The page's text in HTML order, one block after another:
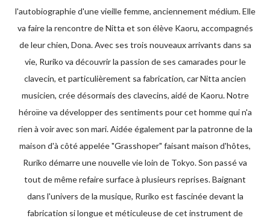
l'autobiographie d'une vieille femme, anciennement médium. Elle
va faire la rencontre de Nitta et son élève Kaoru, accompagnés
de leur chien, Dona. Avec ses trois nouveaux arrivants dans sa
vie, Ruriko va découvrir la passion de ses camarades pour le
clavecin, et particulièrement sa fabrication, car Nitta ancien
musicien, crée désormais des clavecins, aidé de Kaoru. Notre
héroïne va développer des sentiments pour cet homme qui n'a
rien à voir avec son mari. Aidée également par la patronne de la
maison d'à côté appelée "Grasshoper" faisant maison d'hôtes,
Ruriko démarre une nouvelle vie loin de Tokyo. Son passé va
tout de même refaire surface à plusieurs reprises. Baignant
dans l'univers de la musique, Ruriko est fascinée devant la
fabrication si longue et méticuleuse de cet instrument de